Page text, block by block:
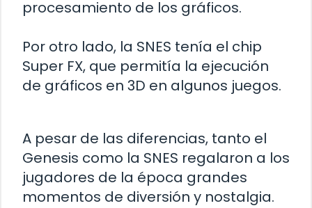
procesamiento de los gráficos.
Por otro lado, la SNES tenía el chip
Super FX, que permitía la ejecución
de gráficos en 3D en algunos juegos.
A pesar de las diferencias, tanto el
Genesis como la SNES regalaron a los
jugadores de la época grandes
momentos de diversión y nostalgia.